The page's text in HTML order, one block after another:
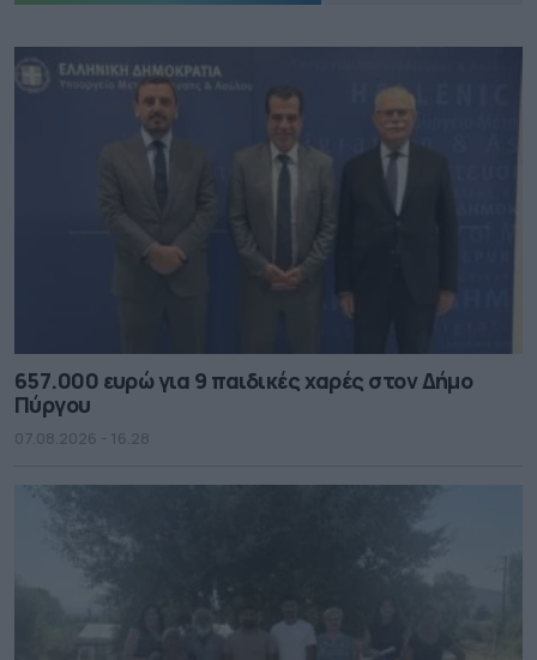
657.000 ευρώ για 9 παιδικές χαρές στον Δήμο
Πύργου
07.08.2026 - 16.28